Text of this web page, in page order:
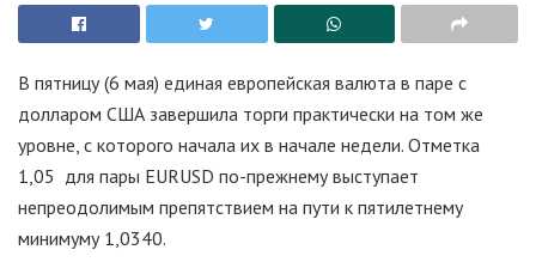
В пятницу (6 мая) единая европейская валюта в паре с
долларом США завершила торги практически на том же
уровне, с которого начала их в начале недели. Отметка
1,05 для пары EURUSD по-прежнему выступает
непреодолимым препятствием на пути к пятилетнему
минимуму 1,0340.